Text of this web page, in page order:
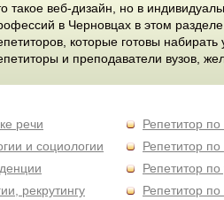
такое веб-дизайн, но в
в Черновцах в этом
которые готовы
и преподаватели вузов,
речи
и социологии
рекрутингу
Репетитор
Репетитор по
Репетитор
Репетитор по